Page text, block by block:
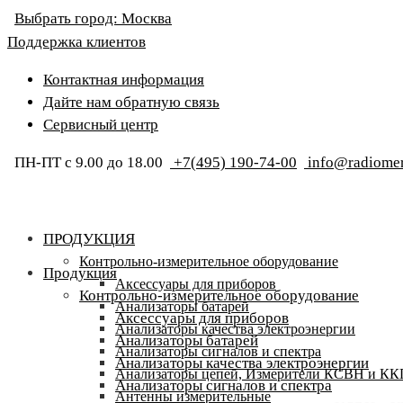
Выбрать город: Москва
Поддержка клиентов
Контактная информация
Дайте нам обратную связь
Сервисный центр
ПН-ПТ с 9.00 до 18.00 +7(495) 190-74-00
ПРОДУКЦИЯ
Контрольно-измерительное оборудование
Аксессуары для приборов
Анализаторы батарей
Анализаторы качества электроэнергии
Анализаторы сигналов и спектра
Анализаторы цепей, Измерители КСВН и
Антенны измерительные
Продукция
Контрольно-измерительное оборудование
Аксессуары для приборов
Анализаторы батарей
Анализаторы качества электроэнергии
Анализаторы сигналов и спектра